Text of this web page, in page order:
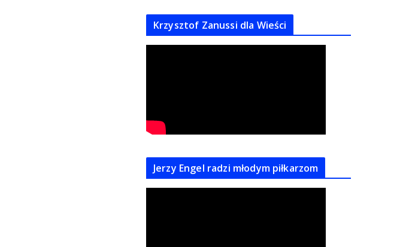
Krzysztof Zanussi dla Wieści
Jerzy Engel radzi młodym piłkarzom